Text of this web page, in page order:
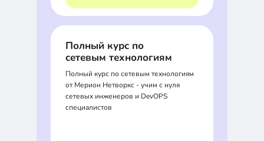
Полный курс по
сетевым технологиям
Полный курс по сетевым технологиям
от Мерион Нетворкс - учим с нуля
сетевых инженеров и DevOPS
специалистов